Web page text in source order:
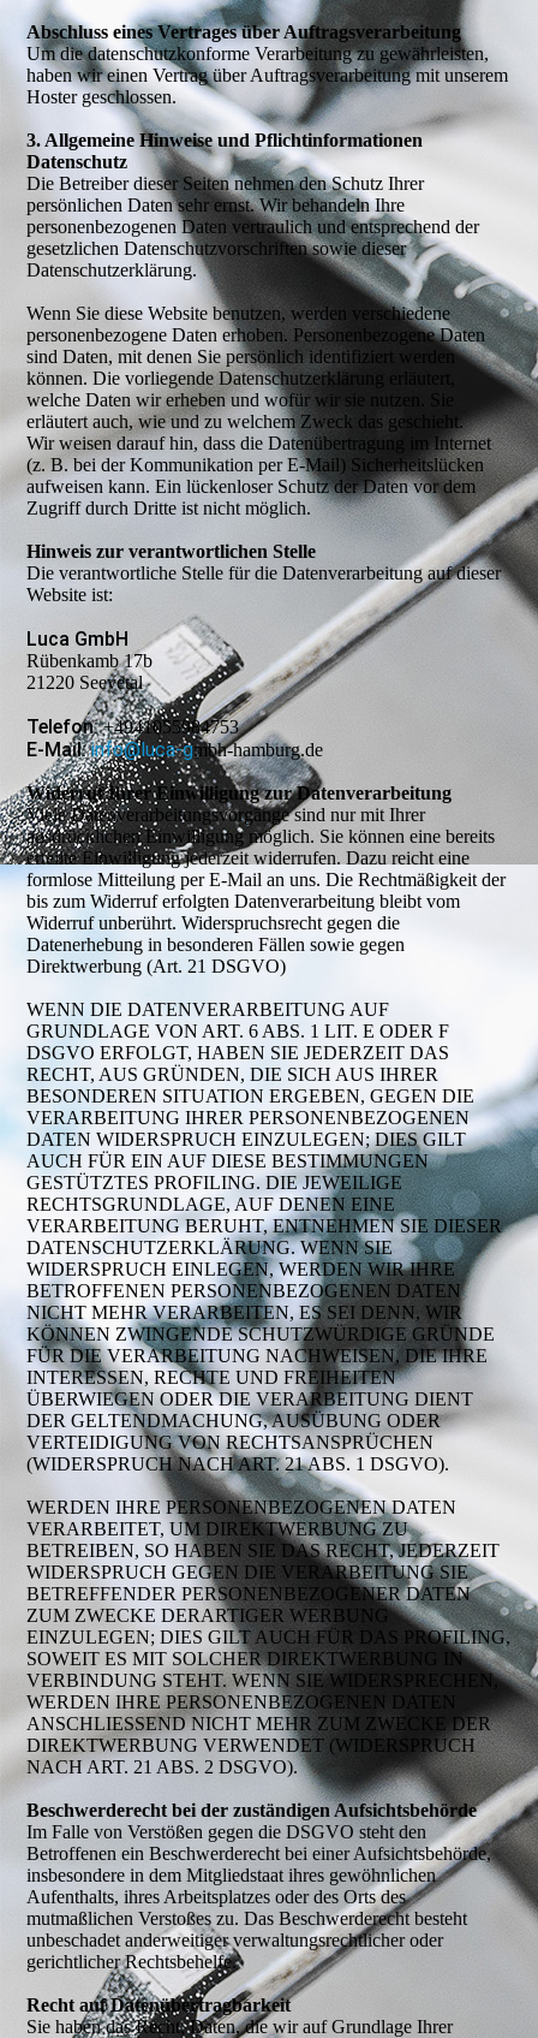
Abschluss eines Vertrages über Auftragsverarbeitung
Um die datenschutzkonforme Verarbeitung zu gewährleisten,
haben wir einen Vertrag über Auftragsverarbeitung mit unserem
Hoster geschlossen.
3. Allgemeine Hinweise und Pflichtinformationen
Datenschutz
Die Betreiber dieser Seiten nehmen den Schutz Ihrer
persönlichen Daten sehr ernst. Wir behandeln Ihre
personenbezogenen Daten vertraulich und entsprechend der
gesetzlichen Datenschutzvorschriften sowie dieser
Datenschutzerklärung.
Wenn Sie diese Website benutzen, werden verschiedene
personenbezogene Daten erhoben. Personenbezogene Daten
sind Daten, mit denen Sie persönlich identifiziert werden
können. Die vorliegende Datenschutzerklärung erläutert,
welche Daten wir erheben und wofür wir sie nutzen. Sie
erläutert auch, wie und zu welchem Zweck das geschieht.
Wir weisen darauf hin, dass die Datenübertragung im Internet
(z. B. bei der Kommunikation per E-Mail) Sicherheitslücken
aufweisen kann. Ein lückenloser Schutz der Daten vor dem
Zugriff durch Dritte ist nicht möglich.
Hinweis zur verantwortlichen Stelle
Die verantwortliche Stelle für die Datenverarbeitung auf dieser
Website ist:
Luca GmbH
Rübenkamb 17b
21220 Seevetal
Telefon:+4941055984753
E-Mail: info@luca-gmbh-hamburg.de
Widerruf Ihrer Einwilligung zur Datenverarbeitung
Viele Datenverarbeitungsvorgänge sind nur mit Ihrer
ausdrücklichen Einwilligung möglich. Sie können eine bereits
erteilte Einwilligung jederzeit widerrufen. Dazu reicht eine
formlose Mitteilung per E-Mail an uns. Die Rechtmäßigkeit der
bis zum Widerruf erfolgten Datenverarbeitung bleibt vom
Widerruf unberührt. Widerspruchsrecht gegen die
Datenerhebung in besonderen Fällen sowie gegen
Direktwerbung (Art. 21 DSGVO)
WENN DIE DATENVERARBEITUNG AUF
GRUNDLAGE VON ART. 6 ABS. 1 LIT. E ODER F
DSGVO ERFOLGT, HABEN SIE JEDERZEIT DAS
RECHT, AUS GRÜNDEN, DIE SICH AUS IHRER
BESONDEREN SITUATION ERGEBEN, GEGEN DIE
VERARBEITUNG IHRER PERSONENBEZOGENEN
DATEN WIDERSPRUCH EINZULEGEN; DIES GILT
AUCH FÜR EIN AUF DIESE BESTIMMUNGEN
GESTÜTZTES PROFILING. DIE JEWEILIGE
RECHTSGRUNDLAGE, AUF DENEN EINE
VERARBEITUNG BERUHT, ENTNEHMEN SIE DIESER
DATENSCHUTZERKLÄRUNG. WENN SIE
WIDERSPRUCH EINLEGEN, WERDEN WIR IHRE
BETROFFENEN PERSONENBEZOGENEN DATEN
NICHT MEHR VERARBEITEN, ES SEI DENN, WIR
KÖNNEN ZWINGENDE SCHUTZWÜRDIGE GRÜNDE
FÜR DIE VERARBEITUNG NACHWEISEN, DIE IHRE
INTERESSEN, RECHTE UND FREIHEITEN
ÜBERWIEGEN ODER DIE VERARBEITUNG DIENT
DER GELTENDMACHUNG, AUSÜBUNG ODER
VERTEIDIGUNG VON RECHTSANSPRÜCHEN
(WIDERSPRUCH NACH ART. 21 ABS. 1 DSGVO).
WERDEN IHRE PERSONENBEZOGENEN DATEN
VERARBEITET, UM DIREKTWERBUNG ZU
BETREIBEN, SO HABEN SIE DAS RECHT, JEDERZEIT
WIDERSPRUCH GEGEN DIE VERARBEITUNG SIE
BETREFFENDER PERSONENBEZOGENER DATEN
ZUM ZWECKE DERARTIGER WERBUNG
EINZULEGEN; DIES GILT AUCH FÜR DAS PROFILING,
SOWEIT ES MIT SOLCHER DIREKTWERBUNG IN
VERBINDUNG STEHT. WENN SIE WIDERSPRECHEN,
WERDEN IHRE PERSONENBEZOGENEN DATEN
ANSCHLIESSEND NICHT MEHR ZUM ZWECKE DER
DIREKTWERBUNG VERWENDET (WIDERSPRUCH
NACH ART. 21 ABS. 2 DSGVO).
Beschwerderecht bei der zuständigen Aufsichtsbehörde
Im Falle von Verstößen gegen die DSGVO steht den
Betroffenen ein Beschwerderecht bei einer Aufsichtsbehörde,
insbesondere in dem Mitgliedstaat ihres gewöhnlichen
Aufenthalts, ihres Arbeitsplatzes oder des Orts des
mutmaßlichen Verstoßes zu. Das Beschwerderecht besteht
unbeschadet anderweitiger verwaltungsrechtlicher oder
gerichtlicher Rechtsbehelfe.
Recht auf Datenübertragbarkeit
Sie haben das Recht, Daten, die wir auf Grundlage Ihrer